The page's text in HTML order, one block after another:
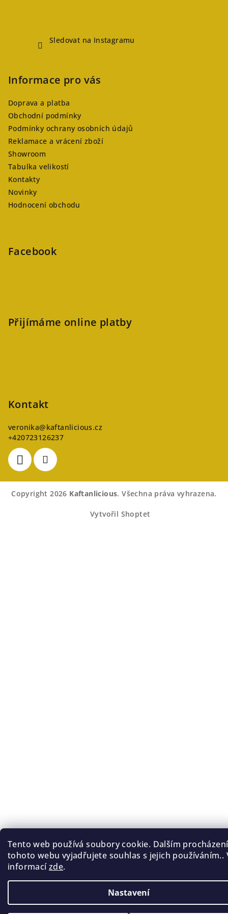
Tento web používá soubory cookie. Dalším
tohoto webu vyjadřujete souhlas s jejich používáním..
informacízde.
Nastavení
Sledovat na Instagramu
Informace pro vás
Doprava a platba
Obchodní podmínky
Podmínky ochrany osobních údajů
Reklamace a vrácení zboží
Showroom
Tabulka velikostí
Kontakty
Novinky
Hodnocení obchodu
Facebook
Přijímáme online platby
Kontakt
veronika@kaftanlicious.cz
+420723126237
Copyright 2026 Kaftanlicious. Všechna práva vyhrazena.
Vytvořil Shoptet